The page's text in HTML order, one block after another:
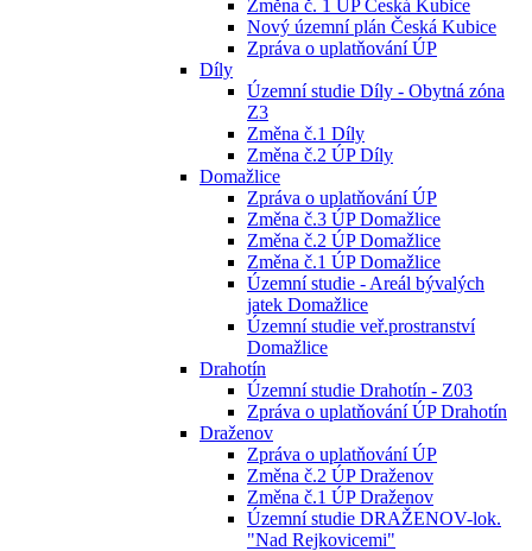
Změna č. 1 ÚP Česká Kubice
Nový územní plán Česká Kubice
Zpráva o uplatňování ÚP
Díly
Územní studie Díly - Obytná zóna
Z3
Změna č.1 Díly
Změna č.2 ÚP Díly
Domažlice
Zpráva o uplatňování ÚP
Změna č.3 ÚP Domažlice
Změna č.2 ÚP Domažlice
Změna č.1 ÚP Domažlice
Územní studie - Areál bývalých
jatek Domažlice
Územní studie veř.prostranství
Domažlice
Drahotín
Územní studie Drahotín - Z03
Zpráva o uplatňování ÚP Drahotín
Draženov
Zpráva o uplatňování ÚP
Změna č.2 ÚP Draženov
Změna č.1 ÚP Draženov
Územní studie DRAŽENOV-lok.
"Nad Rejkovicemi"